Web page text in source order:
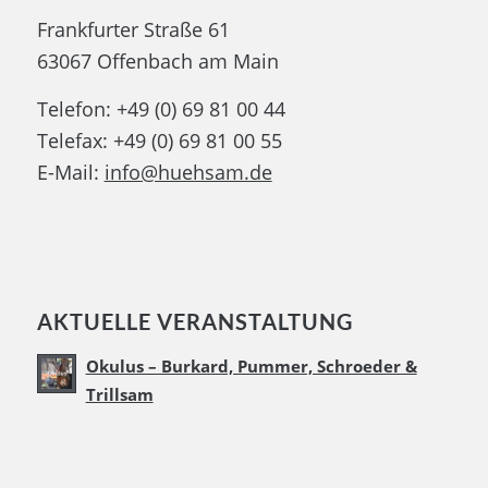
Frankfurter Straße 61
63067 Offenbach am Main
Telefon: +49 (0) 69 81 00 44
Telefax: +49 (0) 69 81 00 55
E-Mail: info@huehsam.de
AKTUELLE VERANSTALTUNG
Okulus – Burkard, Pummer, Schroeder &
Trillsam